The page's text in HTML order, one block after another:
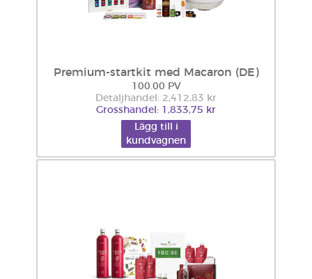
Premium-startkit med Macaron (DE)
100.00 PV
Detaljhandel: 2,412,83 kr
Grosshandel: 1,833,75 kr
Lägg till i
kundvagnen